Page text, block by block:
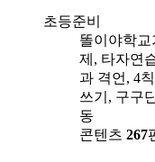
초등준비
똘이야학
제, 타자연
과 격언, 4
쓰기, 구구
동
콘텐츠 267